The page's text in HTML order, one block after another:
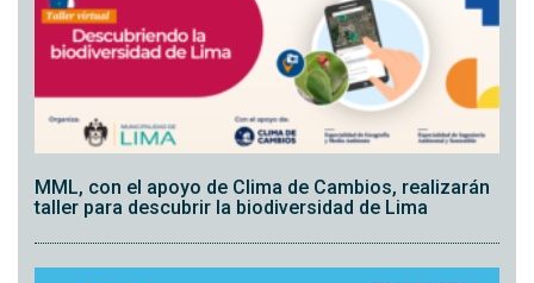
MML, con el apoyo de Clima de Cambios, realizarán
taller para descubrir la biodiversidad de Lima